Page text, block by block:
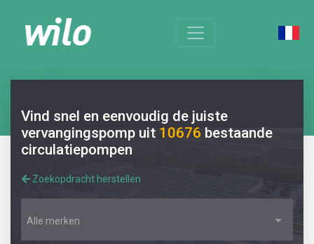
Vind snel en eenvoudig de juiste
vervangingspomp uit 10676 bestaande
circulatiepompen
Zoekopdracht herstellen
Alle merken